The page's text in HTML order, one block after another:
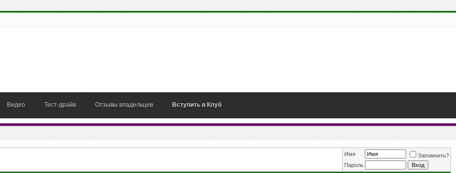
Видео Тест-драйв Отзывы владельцев Вступить в Клуб
Имя
Запомнить?
Пароль